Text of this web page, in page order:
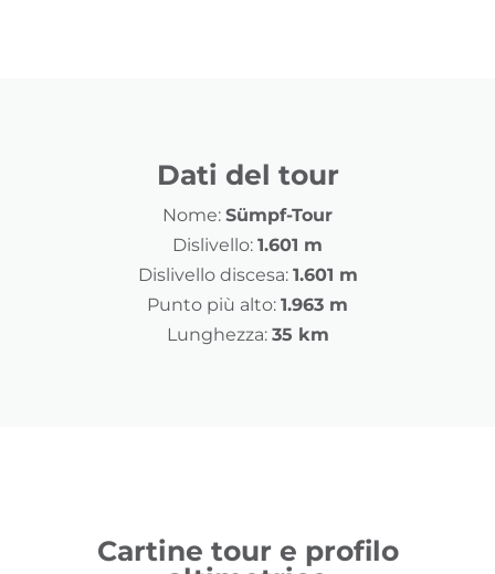
Dati del tour
Nome: Sümpf-Tour
Dislivello: 1.601 m
Dislivello discesa: 1.601 m
Punto più alto: 1.963 m
Lunghezza: 35 km
Cartine tour e profilo